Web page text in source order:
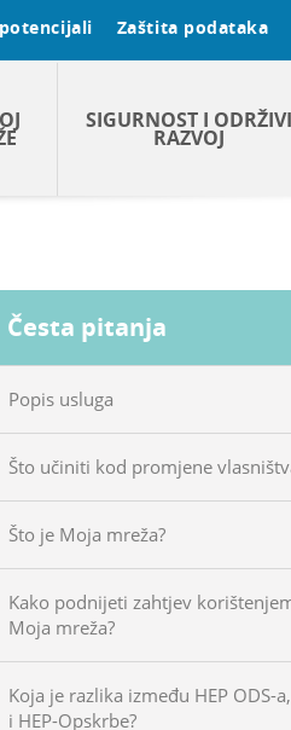
Zaštita podataka
SIGURNOST I ODRŽIVI
RAZVOJ
Česta pitanja
Popis usluga
Što učiniti kod promjene
Što je Moja mreža?
Kako podnijeti zahtjev
Moja mreža?
Koja je razlika između HEP ODS-
i HEP-Opskrbe?